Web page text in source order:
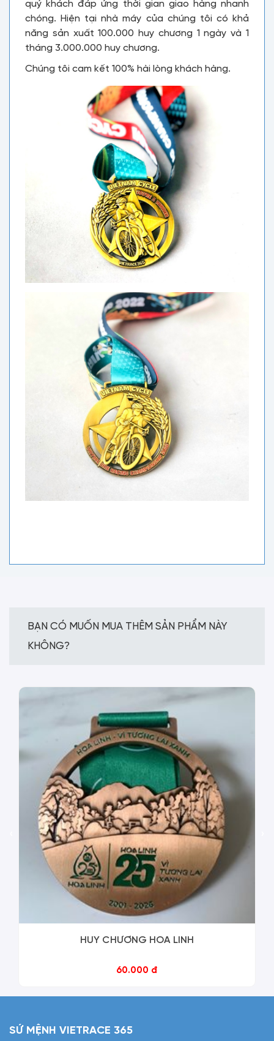
quý khách đáp ứng thời gian giao hàng nhanh
chóng. Hiện tại nhà máy của chúng tôi có khả
năng sản xuất 100.000 huy chương 1 ngày và 1
tháng 3.000.000 huy chương.
Chúng tôi cam kết 100% hài lòng khách hàng.
BẠN CÓ MUỐN MUA THÊM SẢN PHẨM NÀY
KHÔNG?
HUY CHƯƠNG HOA LINH
60.000 đ
SỨ MỆNH VIETRACE 365